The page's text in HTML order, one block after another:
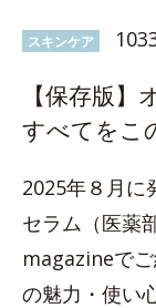
スキンケア
【保存版
すべてをこ
2025年８月
セラム（医薬
magazineで
の魅力・使い